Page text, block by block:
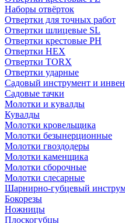
Наборы отвёрток
Отвертки для точных работ
Отвертки шлицевые SL
Отвертки крестовые PH
Отвертки HEX
Отвертки TORX
Отвертки ударные
Садовый инструмент и
Садовые тачки
Молотки и кувалды
Кувалды
Молотки кровельщика
Молотки безынерционные
Молотки гвоздодеры
Молотки каменщика
Молотки сборочные
Молотки слесарные
Шарнирно-губцевый
Бокорезы
Ножницы
Плоскогубцы